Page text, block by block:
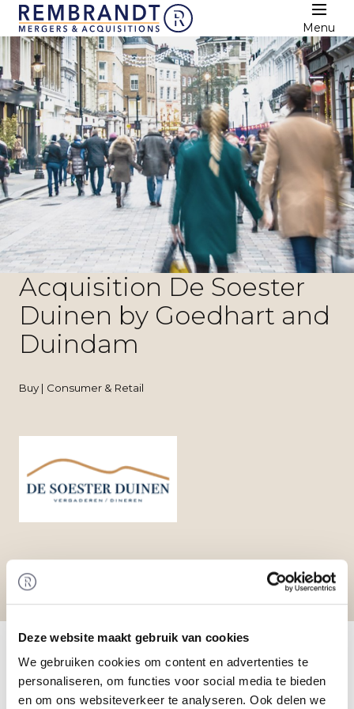
Deze website maakt gebruik van cookies
We gebruiken cookies om content en advertenties te
personaliseren, om functies voor social media te bieden
en om ons websiteverkeer te analyseren. Ook delen we
Menu
Acquisition De Soester
Duinen by Goedhart and
Duindam
Buy | Consumer & Retail
Home /Transactions
/ Acquisition De Soester
Transaction
Robbert Goedhart en Thijs Duindam have